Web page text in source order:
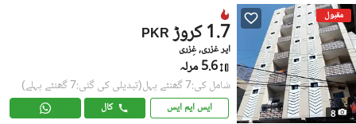
مقبول
8
PKR 1.7 کروڑ
اَپر غزری, غِزری
5.6 مرلہ
شامل کی:7 گھنٹے پہل (تبدیلی کی گئی:7 گھنٹے پہلے)
ایس ایم ایس کال